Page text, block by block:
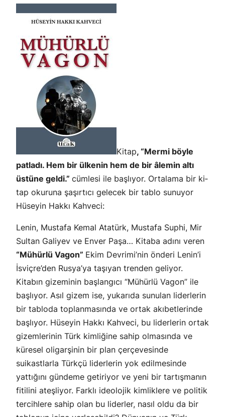
Kitap, “Mermi böyle
patladı. Hem bir ülkenin hem de bir âlemin altı
üstüne geldi.” cümlesi ile başlıyor. Ortalama bir ki­
tap okuruna şaşırtıcı gelecek bir tablo sunuyor
Hüseyin Hakkı Kahveci:
Lenin, Mustafa Kemal Atatürk, Mustafa Suphi, Mir
Sultan Galiyev ve En­ver Paşa… Kitaba adını veren
“Mühürlü Vagon” Ekim Devrimi’nin önde­ri Lenin’i
İsviçre’den Rusya’ya taşıyan trenden geliyor.
Kitabın gizeminin başlangıcı “Mühürlü Vagon” ile
başlıyor. Asıl gizem ise, yukarıda sunulan liderlerin
bir tabloda toplanmasında ve ortak akıbetlerinde
başlıyor. Hüse­yin Hakkı Kahveci, bu liderlerin ortak
gizemlerinin Türk kimliğine sahip olmasında ve
küresel oligarşinin bir plan çerçevesinde
suikastlarla Türkçü liderlerin yok edilmesinde
yattığını gündeme getiriyor ve yeni bir tartışma­nın
fitilini ateşliyor. Farklı ideolojik kimliklere ve politik
tercihlere sahip olan bu liderler, nasıl oldu da bir